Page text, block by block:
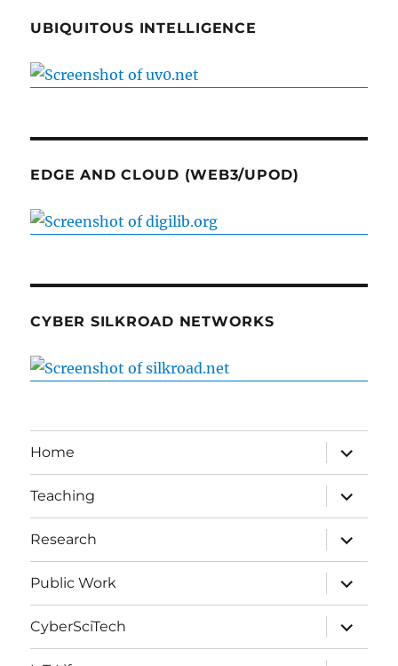
UBIQUITOUS INTELLIGENCE
EDGE AND CLOUD (WEB3/UPOD)
CYBER SILKROAD NETWORKS
Home
expand
child
menu
Teaching
expand
child
menu
Research
expand
child
menu
Public Work
expand
child
menu
CyberSciTech
expand
child
menu